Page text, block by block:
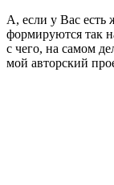
А, если у Вас есть
формируются так
с чего, на самом
мой авторский